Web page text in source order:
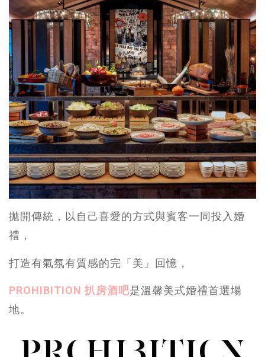
拋開傳統，以自己喜愛的方式與賓客一同投入婚
禮，
打造有氣氛有質感的完「美」回憶，
PROHIBITION 扒房酒吧是溫馨美式婚禮首選場
地。